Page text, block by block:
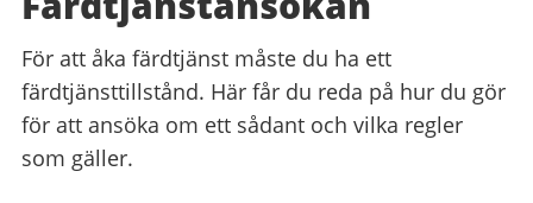
För att åka färdtjänst måste du ha ett
färdtjänsttillstånd. Här får du reda på hur du gör
för att ansöka om ett sådant och vilka regler
som gäller.